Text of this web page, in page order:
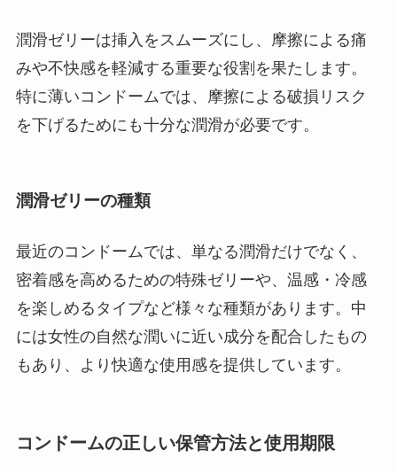
潤滑ゼリーは挿入をスムーズにし、摩擦による痛
みや不快感を軽減する重要な役割を果たします。
特に薄いコンドームでは、摩擦による破損リスク
を下げるためにも十分な潤滑が必要です。
潤滑ゼリーの種類
最近のコンドームでは、単なる潤滑だけでなく、
密着感を高めるための特殊ゼリーや、温感・冷感
を楽しめるタイプなど様々な種類があります。中
には女性の自然な潤いに近い成分を配合したもの
もあり、より快適な使用感を提供しています。
コンドームの正しい保管方法と使用期限